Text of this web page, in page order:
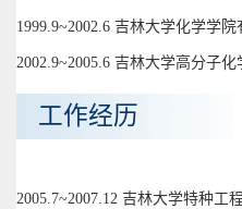
1999.9~2002.6 吉林大学化学学
2002.9~2005.6 吉林大学高分子
工作经历
2005.7~2007.12 吉林大学特种工